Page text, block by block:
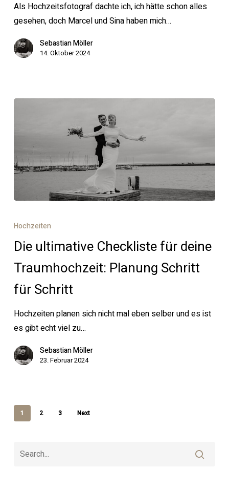
Sina’s
Zeitreise
Als Hochzeitsfotograf dachte ich, ich hätte schon alles
gesehen, doch Marcel und Sina haben mich…
Sebastian Möller
14. Oktober 2024
ultimative
für
deine
Planung
Schritt
Schritt
Hochzeiten
Die ultimative Checkliste für deine
Traumhochzeit: Planung Schritt
für Schritt
Hochzeiten planen sich nicht mal eben selber und es ist
es gibt echt viel zu…
Sebastian Möller
23. Februar 2024
1 2 3 Next